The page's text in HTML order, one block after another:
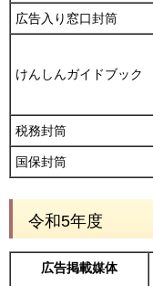
広告入り窓口封筒
けんしんガイドブック
税務封筒
国保封筒
令和5年度
広告掲載媒体